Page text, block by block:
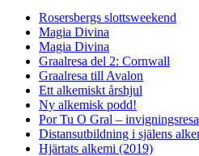
Rosersbergs slottsweekend
Magia Divina
Magia Divina
Graalresa del 2: Cornwall
Graalresa till Avalon
Ett alkemiskt årshjul
Ny alkemisk podd!
Por Tu O Gral – invigningsresa
Distansutbildning i själens
Hjärtats alkemi (2019)